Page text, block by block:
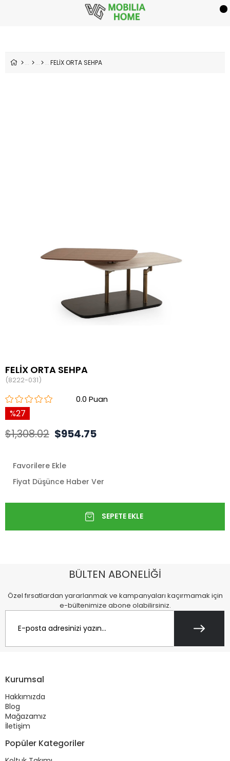
FELİX ORTA SEHPA
FELİX ORTA SEHPA
(8222-031)
0.0
27
$1,308.02 $954.75
Favorilere Ekle
Fiyat Düşünce Haber Ver
BÜLTEN ABONELİĞİ
Özel fırsatlardan yararlanmak ve kampanyaları kaçırmamak için
e-bültenimize abone olabilirsiniz.
Kurumsal
Hakkımızda
Blog
Mağazamız
İletişim
Popüler Kategoriler